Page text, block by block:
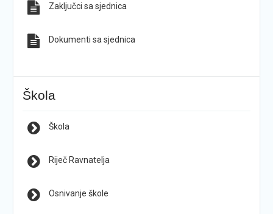
Zaključci sa sjednica
Dokumenti sa sjednica
Škola
Škola
Riječ Ravnatelja
Osnivanje škole